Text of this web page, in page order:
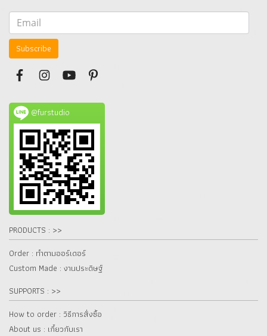
Subscribe
@furstudio
PRODUCTS : >>
Order : ทำตามออร์เดอร์
Custom Made : งานประดิษฐ์
SUPPORTS : >>
How to order : วิธีการสั่งซื้อ
About us : เกี๋ยวกับเรา